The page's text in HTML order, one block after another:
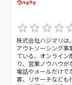
株式会社ハジマリは
アウトソーシング事
ている、オンライン
り、営業ノウハウ
電話やメールだけで
客、リサーチなども